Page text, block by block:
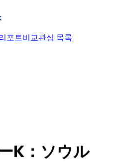
포트비교관심 목록
K：ソウル